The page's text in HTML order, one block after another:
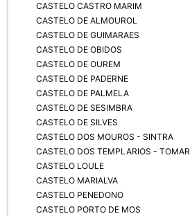
CASTELO CASTRO MARIM
CASTELO DE ALMOUROL
CASTELO DE GUIMARAES
CASTELO DE OBIDOS
CASTELO DE OUREM
CASTELO DE PADERNE
CASTELO DE PALMELA
CASTELO DE SESIMBRA
CASTELO DE SILVES
CASTELO DOS MOUROS - SINTRA
CASTELO DOS TEMPLARIOS - TOMAR
CASTELO LOULE
CASTELO MARIALVA
CASTELO PENEDONO
CASTELO PORTO DE MOS